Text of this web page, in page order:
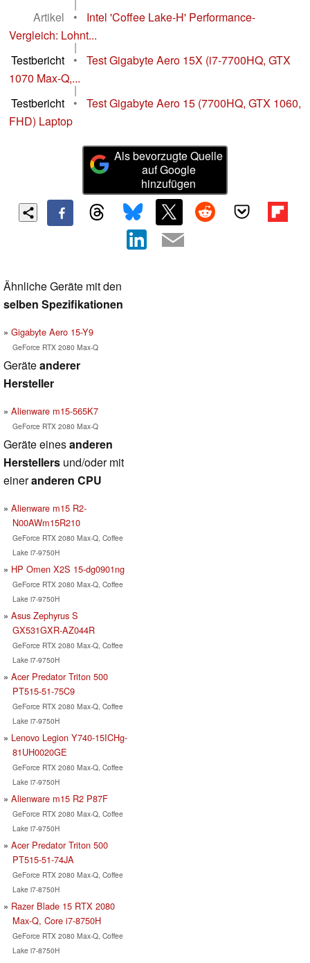
Artikel
•
Intel 'Coffee Lake-H' Performance-
Vergleich: Lohnt...
|
Testbericht
•
Test Gigabyte Aero 15X (i7-7700HQ, GTX
1070 Max-Q,...
|
Testbericht
•
Test Gigabyte Aero 15 (7700HQ, GTX 1060,
FHD) Laptop
Als bevorzugte Quelle
auf Google
hinzufügen
Ähnliche Geräte mit den
selben Spezifikationen
Gigabyte Aero 15-Y9
GeForce RTX 2080 Max-Q
Geräteanderer
Hersteller
Alienware m15-565K7
GeForce RTX 2080 Max-Q
Geräte einesanderen
Herstellers und/oder mit
eineranderen CPU
Alienware m15 R2-
N00AWm15R210
GeForce RTX 2080 Max-Q, Coffee
Lake i7-9750H
HP Omen X2S 15-dg0901ng
GeForce RTX 2080 Max-Q, Coffee
Lake i7-9750H
Asus Zephyrus S
GX531GXR-AZ044R
GeForce RTX 2080 Max-Q, Coffee
Lake i7-9750H
Acer Predator Triton 500
PT515-51-75C9
GeForce RTX 2080 Max-Q, Coffee
Lake i7-9750H
Lenovo Legion Y740-15ICHg-
81UH0020GE
GeForce RTX 2080 Max-Q, Coffee
Lake i7-9750H
Alienware m15 R2 P87F
GeForce RTX 2080 Max-Q, Coffee
Lake i7-9750H
Acer Predator Triton 500
PT515-51-74JA
GeForce RTX 2080 Max-Q, Coffee
Lake i7-8750H
Razer Blade 15 RTX 2080
Max-Q, Core i7-8750H
GeForce RTX 2080 Max-Q, Coffee
Lake i7-8750H